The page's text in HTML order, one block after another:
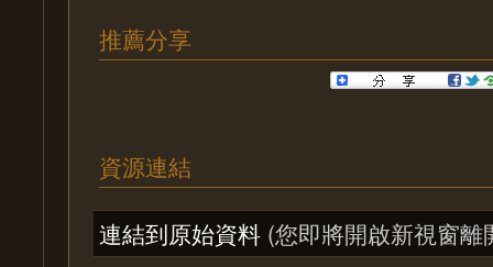
推薦分享
資源連結
連結到原始資料 (您即將開啟新視窗離